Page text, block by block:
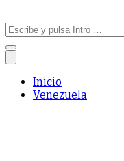
Buscar:
Inicio
Venezuela